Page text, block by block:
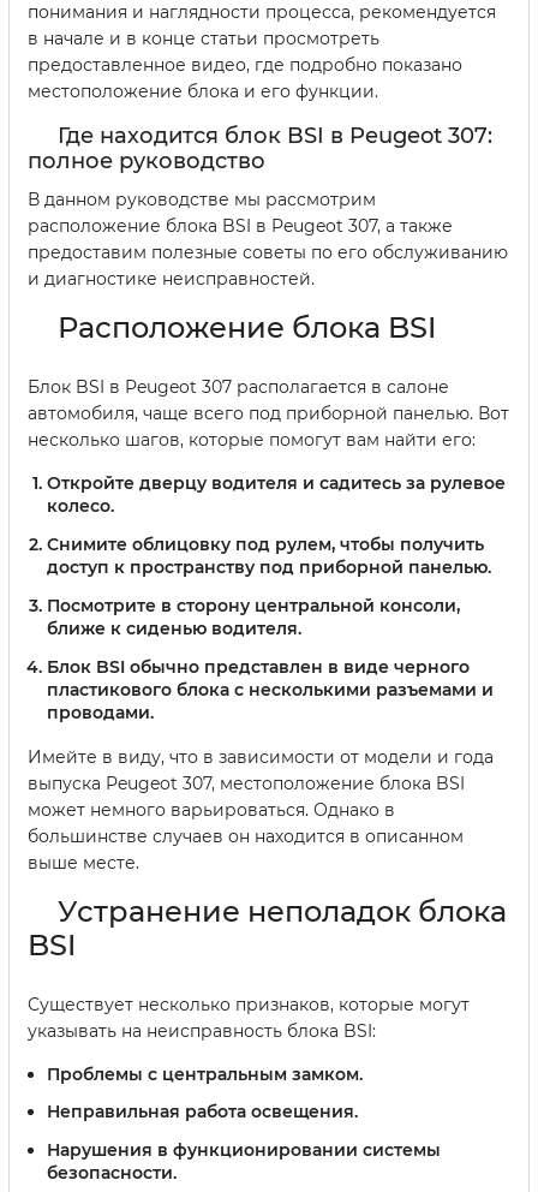
понимания и наглядности процесса, рекомендуется
в начале и в конце статьи просмотреть
предоставленное видео, где подробно показано
местоположение блока и его функции.
Где находится блок BSI в Peugeot 307:
полное руководство
В данном руководстве мы рассмотрим
расположение блока BSI в Peugeot 307, а также
предоставим полезные советы по его обслуживанию
и диагностике неисправностей.
Расположение блока BSI
Блок BSI в Peugeot 307 располагается в салоне
автомобиля, чаще всего под приборной панелью. Вот
несколько шагов, которые помогут вам найти его:
Откройте дверцу водителя и садитесь за рулевое
колесо.
Снимите облицовку под рулем, чтобы получить
доступ к пространству под приборной панелью.
Посмотрите в сторону центральной консоли,
ближе к сиденью водителя.
Блок BSI обычно представлен в виде черного
пластикового блока с несколькими разъемами и
проводами.
Имейте в виду, что в зависимости от модели и года
выпуска Peugeot 307, местоположение блока BSI
может немного варьироваться. Однако в
большинстве случаев он находится в описанном
выше месте.
Устранение неполадок блока
BSI
Существует несколько признаков, которые могут
указывать на неисправность блока BSI:
Проблемы с центральным замком.
Неправильная работа освещения.
Нарушения в функционировании системы
безопасности.